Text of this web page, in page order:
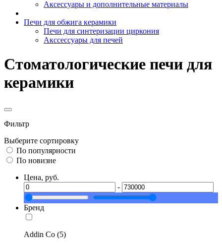
Аксессуары и дополнительные материалы
Печи для обжига керамики
Печи для синтеризации циркония
Акссессуары для печей
Стоматологические печи для
керамики
Фильтр
Выберите сортировку
По популярности
По новизне
Цена, руб.
-
Бренд
Addin Co (5)